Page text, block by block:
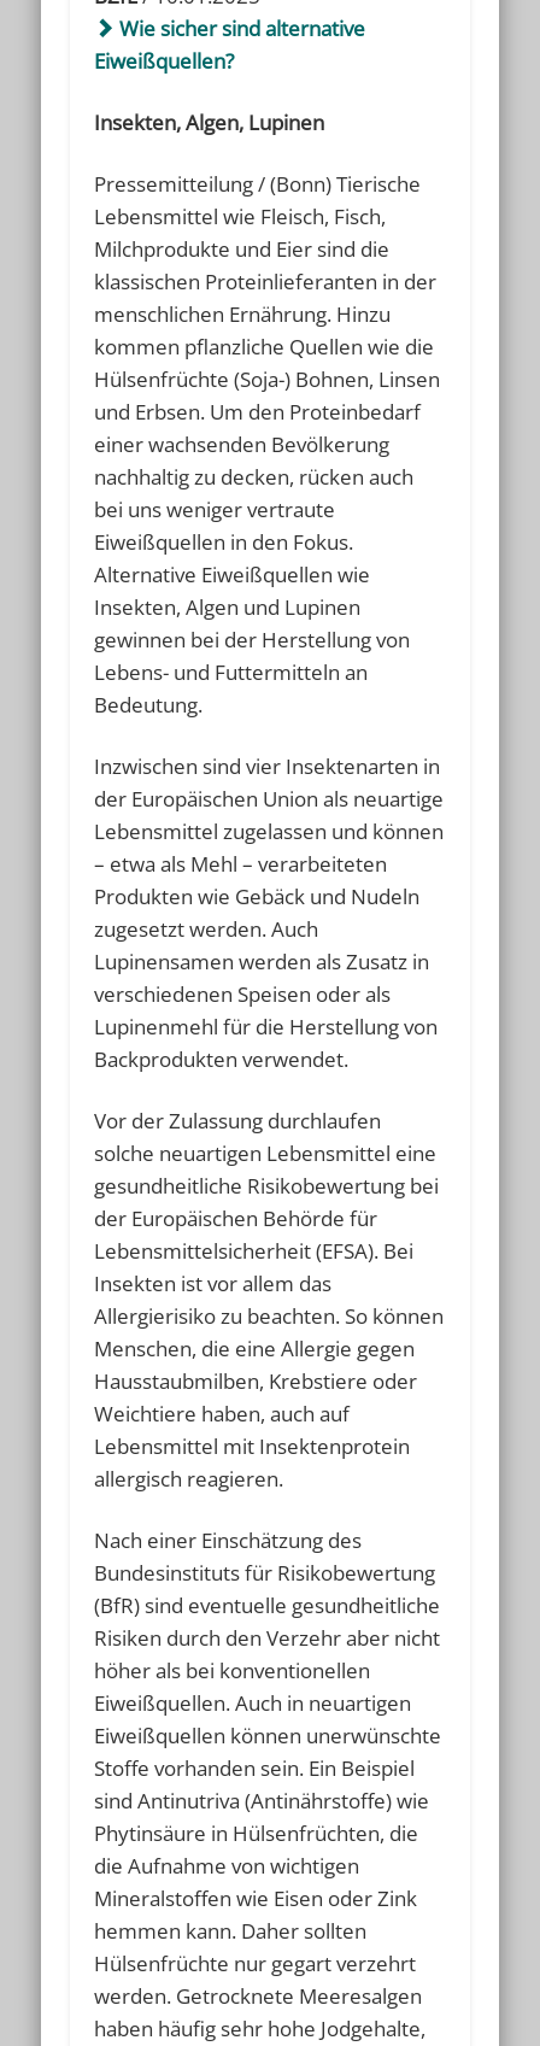
Wie sicher sind alternative
Eiweißquellen?
Insekten, Algen, Lupinen
Pressemitteilung / (Bonn) Tierische
Lebensmittel wie Fleisch, Fisch,
Milchprodukte und Eier sind die
klassischen Proteinlieferanten in der
menschlichen Ernährung. Hinzu
kommen pflanzliche Quellen wie die
Hülsenfrüchte (Soja-) Bohnen, Linsen
und Erbsen. Um den Proteinbedarf
einer wachsenden Bevölkerung
nachhaltig zu decken, rücken auch
bei uns weniger vertraute
Eiweißquellen in den Fokus.
Alternative Eiweißquellen wie
Insekten, Algen und Lupinen
gewinnen bei der Herstellung von
Lebens- und Futtermitteln an
Bedeutung.
Inzwischen sind vier Insektenarten in
der Europäischen Union als neuartige
Lebensmittel zugelassen und können
– etwa als Mehl – verarbeiteten
Produkten wie Gebäck und Nudeln
zugesetzt werden. Auch
Lupinensamen werden als Zusatz in
verschiedenen Speisen oder als
Lupinenmehl für die Herstellung von
Backprodukten verwendet.
Vor der Zulassung durchlaufen
solche neuartigen Lebensmittel eine
gesundheitliche Risikobewertung bei
der Europäischen Behörde für
Lebensmittelsicherheit (EFSA). Bei
Insekten ist vor allem das
Allergierisiko zu beachten. So können
Menschen, die eine Allergie gegen
Hausstaubmilben, Krebstiere oder
Weichtiere haben, auch auf
Lebensmittel mit Insektenprotein
allergisch reagieren.
Nach einer Einschätzung des
Bundesinstituts für Risikobewertung
(BfR) sind eventuelle gesundheitliche
Risiken durch den Verzehr aber nicht
höher als bei konventionellen
Eiweißquellen. Auch in neuartigen
Eiweißquellen können unerwünschte
Stoffe vorhanden sein. Ein Beispiel
sind Antinutriva (Antinährstoffe) wie
Phytinsäure in Hülsenfrüchten, die
die Aufnahme von wichtigen
Mineralstoffen wie Eisen oder Zink
hemmen kann. Daher sollten
Hülsenfrüchte nur gegart verzehrt
werden. Getrocknete Meeresalgen
haben häufig sehr hohe Jodgehalte,